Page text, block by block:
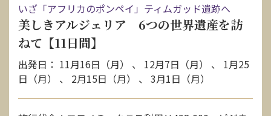
いざ「アフリカのポンペイ」ティムガッド遺跡へ
美しきアルジェリア 6つの世界遺産を訪
ねて【11日間】
出発日： 11月16日（月） 、 12月7日（月） 、 1月25
日（月） 、 2月15日（月） 、 3月1日（月）